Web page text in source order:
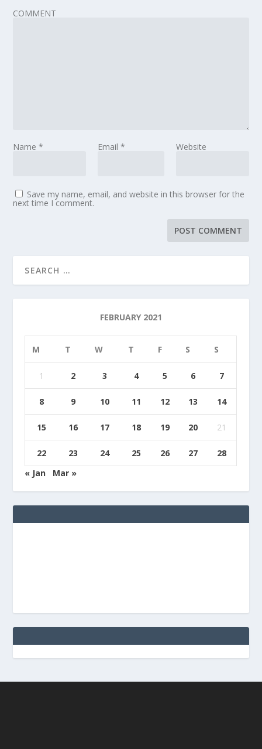
COMMENT
Name* Email * Website
Save my name, email, and website in this browser for the
next time I comment.
FEBRUARY 2021
M T W T F S S
1 2 3 4 5 6 7
8 9 10 11 12 13 14
15 16 17 18 19 20 21
22 23 24 25 26 27
28
« Jan
Mar »